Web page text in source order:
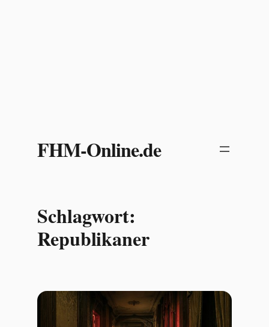
springenFHM-Online.de
Schlagwort:
Republikaner